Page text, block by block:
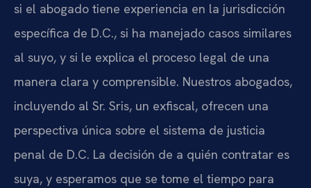
si el abogado tiene experiencia en la jurisdicción
específica de D.C., si ha manejado casos similares
al suyo, y si le explica el proceso legal de una
manera clara y comprensible. Nuestros abogados,
incluyendo al Sr. Sris, un exfiscal, ofrecen una
perspectiva única sobre el sistema de justicia
penal de D.C. La decisión de a quién contratar es
suya, y esperamos que se tome el tiempo para